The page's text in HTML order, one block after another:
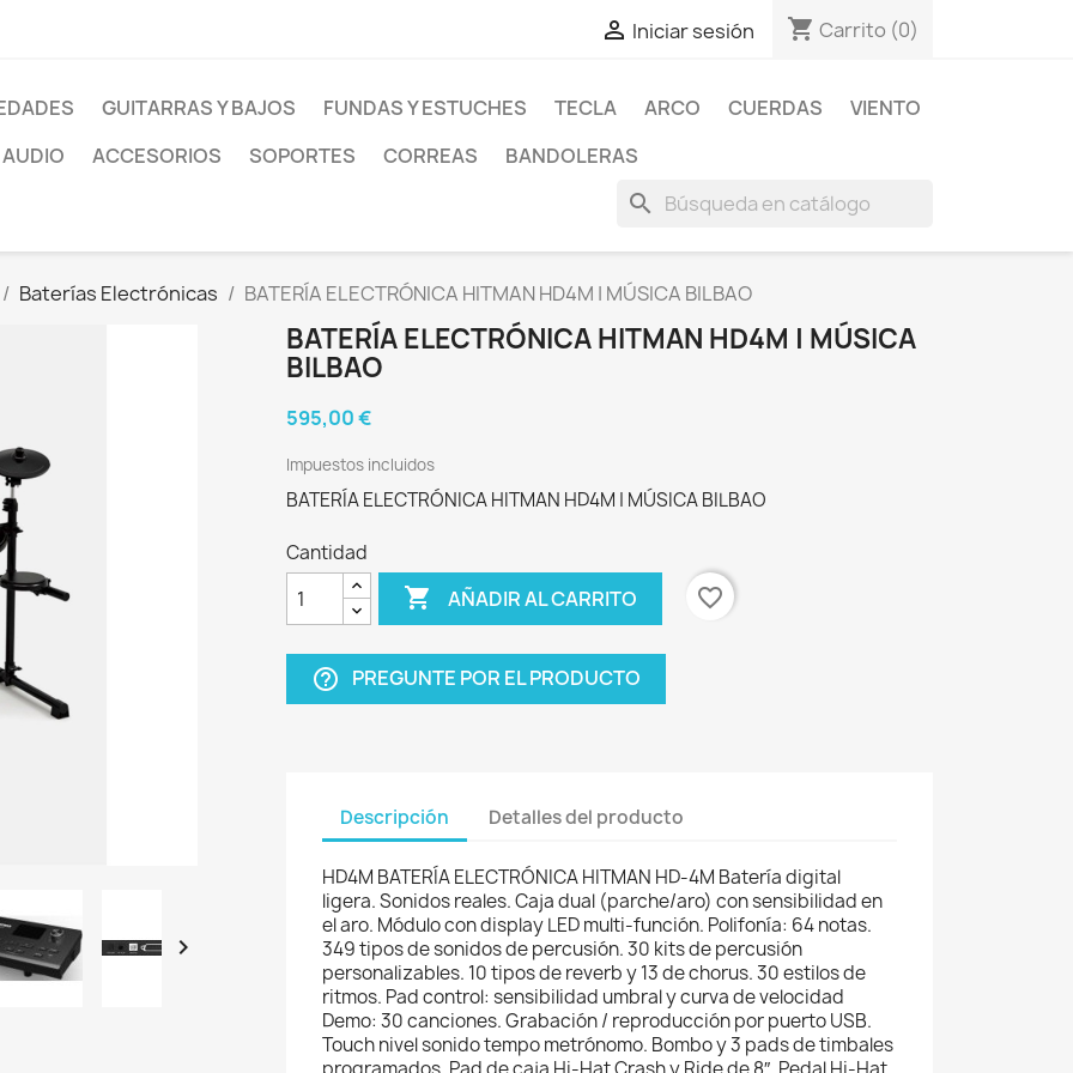
 Iniciar sesión shopping_cart Carrito (0)
GUITARRAS Y BAJOS FUNDAS Y ESTUCHES TECLA ARCO CUERDAS
VIENTO
AUDIO
ACCESORIOS SOPORTES CORREAS BANDOLERAS
search
Baterías Electrónicas BATERÍA ELECTRÓNICA HITMAN HD4M | MÚSICA BILBAO

BATERÍA ELECTRÓNICA HITMAN HD4M | MÚSICA
BILBAO
595,00 €
Impuestos incluidos
BATERÍA ELECTRÓNICA HITMAN HD4M | MÚSICA BILBAO
Cantidad
 AÑADIR AL CARRITO favorite_border
help_outline PREGUNTE POR EL PRODUCTO
Descripción Detalles del producto
HD4M BATERÍA ELECTRÓNICA HITMAN HD-4M Batería digital
ligera. Sonidos reales. Caja dual (parche/aro) con sensibilidad en
el aro. Módulo con display LED multi-función. Polifonía: 64 notas.
349 tipos de sonidos de percusión. 30 kits de percusión
personalizables. 10 tipos de reverb y 13 de chorus. 30 estilos de
ritmos. Pad control: sensibilidad umbral y curva de velocidad
Demo: 30 canciones. Grabación / reproducción por puerto USB.
Touch nivel sonido tempo metrónomo. Bombo y 3 pads de timbales